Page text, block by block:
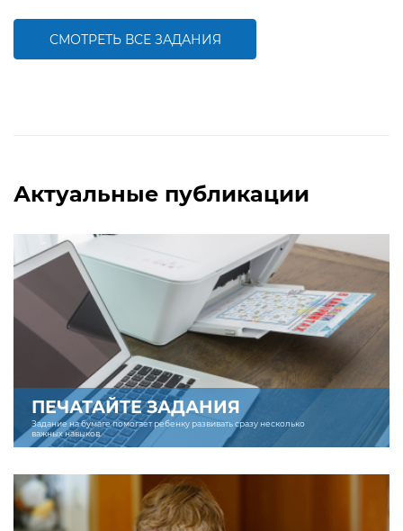
СМОТРЕТЬ ВСЕ ЗАДАНИЯ
Актуальные публикации
ПЕЧАТАЙТЕ ЗАДАНИЯ
Задание на бумаге помогает ребенку развивать сразу несколько
важных навыков.